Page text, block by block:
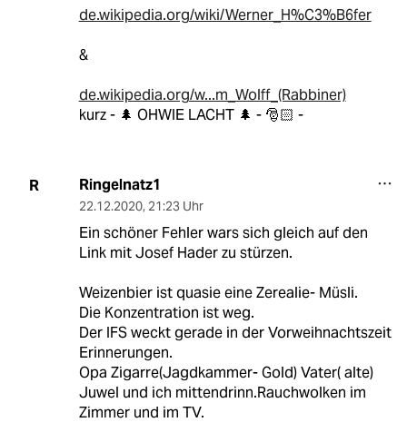
de.wikipedia.org/wiki/Werner_H%C3%B6fer
&
de.wikipedia.org/w...m_Wolff_(Rabbiner)
kurz - 🌲 OHWIE LACHT 🌲 - 🎅🏻 -
R Ringelnatz1
22.12.2020, 21:23 Uhr
Ein schöner Fehler wars sich gleich auf den
Link mit Josef Hader zu stürzen.
Weizenbier ist quasie eine Zerealie- Müsli.
Die Konzentration ist weg.
Der IFS weckt gerade in der Vorweihnachtszeit
Erinnerungen.
Opa Zigarre(Jagdkammer- Gold) Vater( alte)
Juwel und ich mittendrinn.Rauchwolken im
Zimmer und im TV.